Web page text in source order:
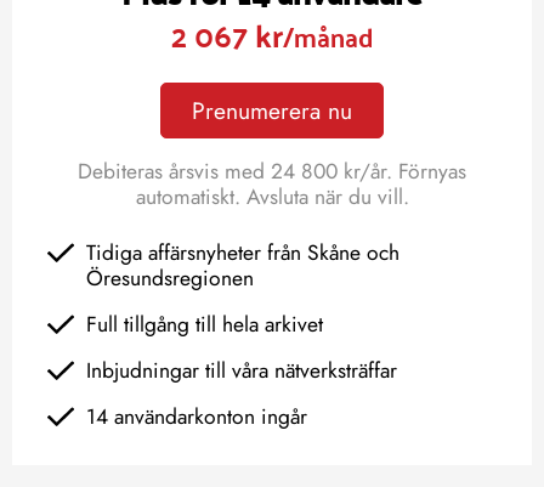
2 067 kr/månad
Prenumerera nu
Debiteras årsvis med 24 800 kr/år. Förnyas
automatiskt. Avsluta när du vill.
Tidiga affärsnyheter från Skåne och
Öresundsregionen
Full tillgång till hela arkivet
Inbjudningar till våra nätverksträffar
14 användarkonton ingår